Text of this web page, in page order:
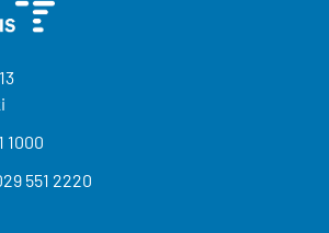
13
1000
551 2220